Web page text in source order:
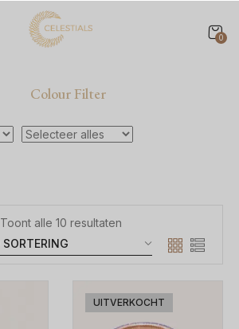
0
Colour Filter
Toont alle 10 resultaten
UITVERKOCHT